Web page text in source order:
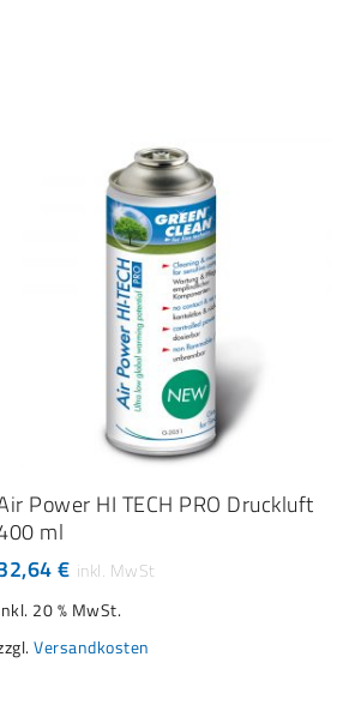
IN DEN WARENKORB
Power HI TECH PRO Druckluft
ml
€
20 % MwSt.
Versandkosten